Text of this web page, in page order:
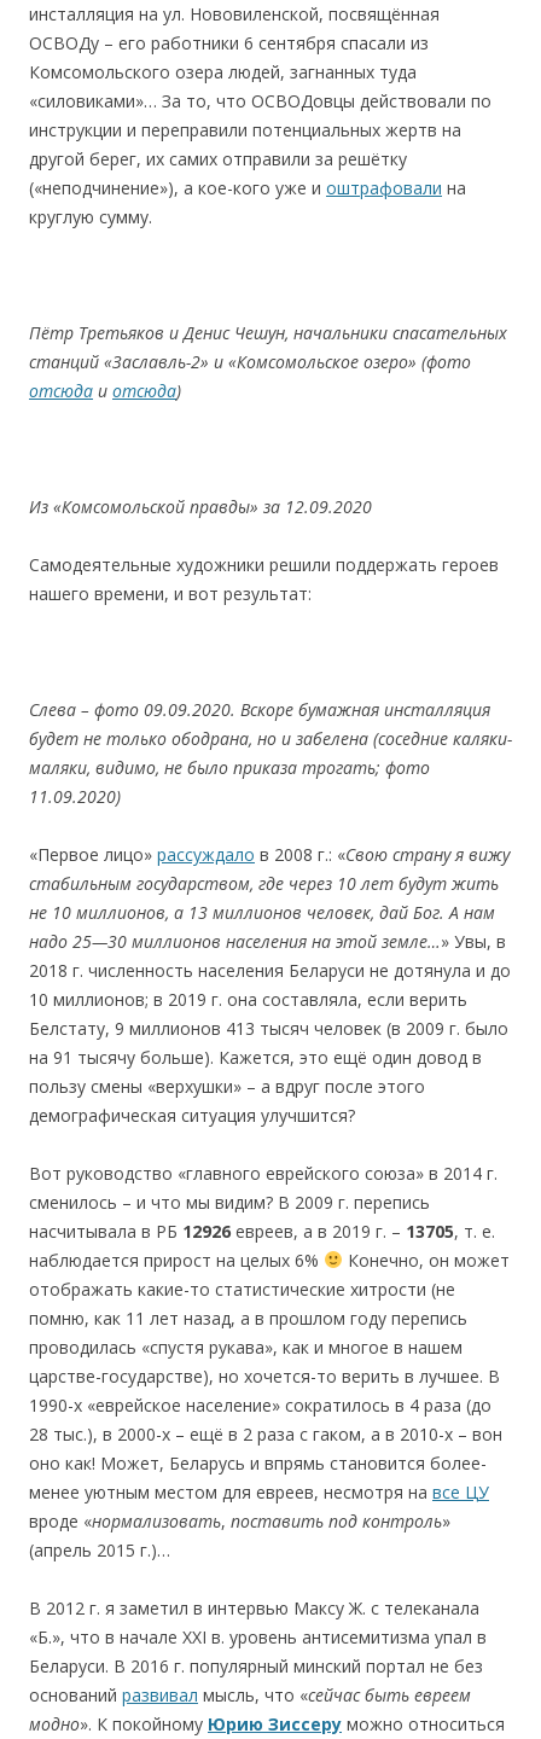
инсталляция на ул. Нововиленской, посвящённая
ОСВОДу – его работники 6 сентября спасали из
Комсомольского озера людей, загнанных туда
«силовиками»… За то, что ОСВОДовцы действовали по
инструкции и переправили потенциальных жертв на
другой берег, их самих отправили за решётку
(«неподчинение»), а кое-кого уже и оштрафовали на
круглую сумму.
Пётр Третьяков и Денис Чешун, начальники спасательных
станций «Заславль-2» и «Комсомольское озеро» (фото
отсюда и отсюда)
Из «Комсомольской правды» за 12.09.2020
Самодеятельные художники решили поддержать героев
нашего времени, и вот результат:
Cлева – фото 09.09.2020. Вскоре бумажная инсталляция
будет не только ободрана, но и забелена (cоседние каляки-
маляки, видимо, не было приказа трогать; фото
11.09.2020)
«Первое лицо» рассуждало в 2008 г.: «Свою страну я вижу
стабильным государством, где через 10 лет будут жить
не 10 миллионов, а 13 миллионов человек, дай Бог. А нам
надо 25—30 миллионов населения на этой земле…» Увы, в
2018 г. численность населения Беларуси не дотянула и до
10 миллионов; в 2019 г. она составляла, если верить
Белстату, 9 миллионов 413 тысяч человек (в 2009 г. было
на 91 тысячу больше). Кажется, это ещё один довод в
пользу смены «верхушки» – а вдруг после этого
демографическая ситуация улучшится?
Вот руководство «главного еврейского союза» в 2014 г.
сменилось – и что мы видим? В 2009 г. перепись
насчитывала в РБ 12926 евреев, а в 2019 г. – 13705, т. е.
наблюдается прирост на целых 6%
Конечно, он может
отображать какие-то статистические хитрости (не
помню, как 11 лет назад, а в прошлом году перепись
проводилась «спустя рукава», как и многое в нашем
царстве-государстве), но хочется-то верить в лучшее. В
1990-х «еврейское население» сократилось в 4 раза (до
28 тыс.), в 2000-х – ещё в 2 раза с гаком, а в 2010-х – вон
оно как! Может, Беларусь и впрямь становится более-
менее уютным местом для евреев, несмотря на все ЦУ
вроде «нормализовать, поставить под контроль»
(апрель 2015 г.)…
В 2012 г. я заметил в интервью Максу Ж. с телеканала
«Б.», что в начале ХXI в. уровень антисемитизма упал в
Беларуси. В 2016 г. популярный минский портал не без
оснований развивал мысль, что «сейчас быть евреем
модно». К покойному Юрию Зиссеру можно относиться